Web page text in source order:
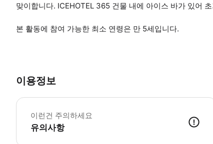
맞이합니다. ICEHOTEL 365 건물 내에 아이스 바가 있어
본 활동에 참여 가능한 최소 연령은 만 5세입니다.
이용정보
이런건 주의하세요
유의사항